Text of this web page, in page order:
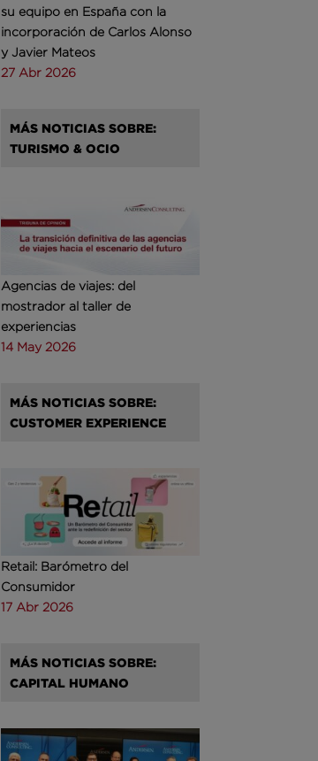
su equipo en España con la
incorporación de Carlos Alonso
y Javier Mateos
27 Abr 2026
MÁS NOTICIAS SOBRE:
TURISMO & OCIO
Agencias de viajes: del
mostrador al taller de
experiencias
14 May 2026
MÁS NOTICIAS SOBRE:
CUSTOMER EXPERIENCE
Retail: Barómetro del
Consumidor
17 Abr 2026
MÁS NOTICIAS SOBRE:
CAPITAL HUMANO